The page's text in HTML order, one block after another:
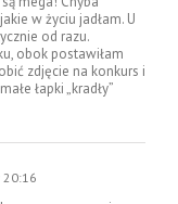
w życiu jadłam. U
od razu.
obok postawiłam
zdjęcie na konkurs i
łapki „kradły”